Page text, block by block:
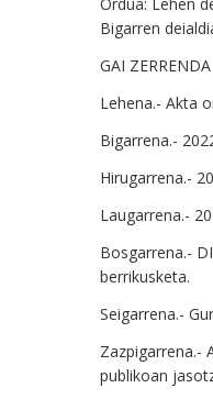
Bigarren
GAI ZERRENDA
Lehena.- Akta
Bigarrena.-
Hirugarrena.-
Laugarrena.-
Bosgarrena.-
berrikusketa.
Seigarrena.-
Zazpigarrena.-
publikoan